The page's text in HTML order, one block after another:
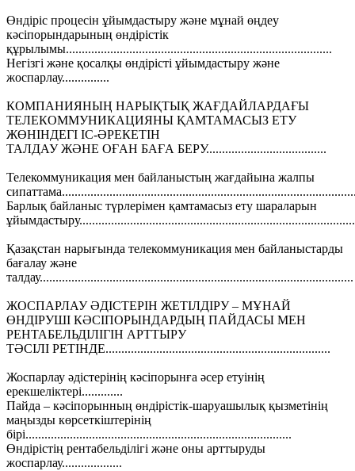
Өндіріс процесін ұйымдастыру және мұнай өңдеу
кәсіпорындарының өндірістік
құрылымы....................................................................................
Негізгі және қосалқы өндірісті ұйымдастыру және
жоспарлау...............
КОМПАНИЯНЫҢ НАРЫҚТЫҚ ЖАҒДАЙЛАРДАҒЫ
ТЕЛЕКОММУНИКАЦИЯНЫ ҚАМТАМАСЫЗ ЕТУ
ЖӨНІНДЕГІ ІС-ӘРЕКЕТІН
ТАЛДАУ ЖӘНЕ ОҒАН БАҒА БЕРУ......................................
Телекоммуникация мен байланыстың жағдайына жалпы
Барлық байланыс түрлерімен қамтамасыз ету шараларын
Қазақстан нарығында телекоммуникация мен байланыстарды
бағалау және
талдау...................................................................................................
ЖОСПАРЛАУ ӘДІСТЕРІН ЖЕТІЛДІРУ – МҰНАЙ
ӨНДІРУШІ КӘСІПОРЫНДАРДЫҢ ПАЙДАСЫ МЕН
РЕНТАБЕЛЬДІЛІГІН АРТТЫРУ
ТӘСІЛІ РЕТІНДЕ.......................................................................
Жоспарлау әдістерінің кәсіпорынға әсер етуінің
ерекшеліктері.............
Пайда – кәсіпорынның өндірістік-шаруашылық қызметінің
маңызды көрсеткіштерінің
бірі....................................................................................
Өндірістің рентабельділігі және оны арттыруды
жоспарлау...................